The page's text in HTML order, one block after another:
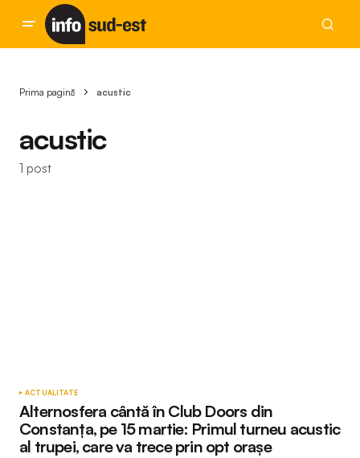
Prima pagină acustic
acustic
1 post
ACTUALITATE
Alternosfera cântă în Club Doors din
Constanța, pe 15 martie: Primul turneu acustic
al trupei, care va trece prin opt orașe